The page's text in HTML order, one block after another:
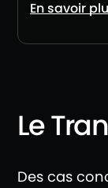
En savoir
Le
Des cas